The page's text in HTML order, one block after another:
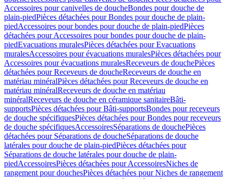
Accessoires pour canivelles de doucheBondes pour douche de
plain-piedPièces détachées pour Bondes pour douche de plain-
piedAccessoires pour bondes pour douche de plain-piedPièces
détachées pour Accessoires pour bondes pour douche de plain-
piedEvacuations muralesPièces détachées pour Evacuations
muralesAccessoires pour évacuations muralesPièces détachées pour
Accessoires pour évacuations muralesReceveurs de douchePièces
détachées pour Receveurs de doucheReceveurs de douche en
matériau minéralPièces détachées pour Receveurs de douche en
matériau minéralReceveurs de douche en matériau
minéralReceveurs de douche en céramique sanitaireBâti-
supportsPièces détachées pour Bâti-supportsBondes pour receveurs
de douche spécifiquesPièces détachées pour Bondes pour receveurs
de douche spécifiquesAccessoiresSéparations de douchePièces
détachées pour Séparations de doucheSéparations de douche
latérales pour douche de plain-piedPièces détachées pour
Séparations de douche latérales pour douche de plain-
piedAccessoiresPièces détachées pour AccessoiresNiches de
rangement pour douchesPièces détachées pour Niches de rangement